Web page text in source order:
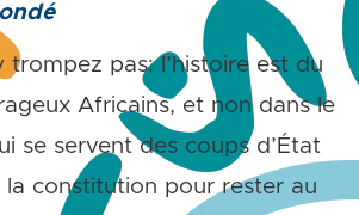
trompez pas: l’histoire est du
Africains, et non dans le
se servent des coups d’État
constitution pour rester au